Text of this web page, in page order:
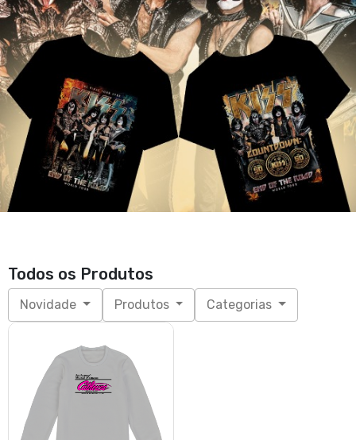
Todos os Produtos
Novidade Produtos Categorias